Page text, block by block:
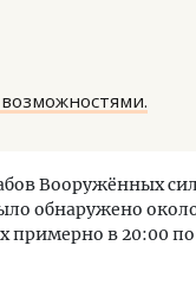
Вооружённых
обнаружено
примерно в 20:00
ЗИАС — об
трендах в фасадах и